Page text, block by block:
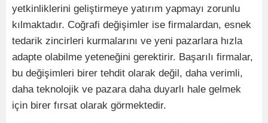
yetkinliklerini geliştirmeye yatırım yapmayı zorunlu
kılmaktadır. Coğrafi değişimler ise firmalardan, esnek
tedarik zincirleri kurmalarını ve yeni pazarlara hızla
adapte olabilme yeteneğini gerektirir. Başarılı firmalar,
bu değişimleri birer tehdit olarak değil, daha verimli,
daha teknolojik ve pazara daha duyarlı hale gelmek
için birer fırsat olarak görmektedir.